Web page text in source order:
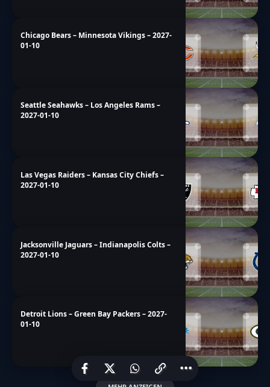
Chicago Bears – Minnesota Vikings – 2027-
01-10
Seattle Seahawks – Los Angeles Rams –
2027-01-10
Las Vegas Raiders – Kansas City Chiefs –
2027-01-10
Jacksonville Jaguars – Indianapolis Colts –
2027-01-10
Detroit Lions – Green Bay Packers – 2027-
01-10